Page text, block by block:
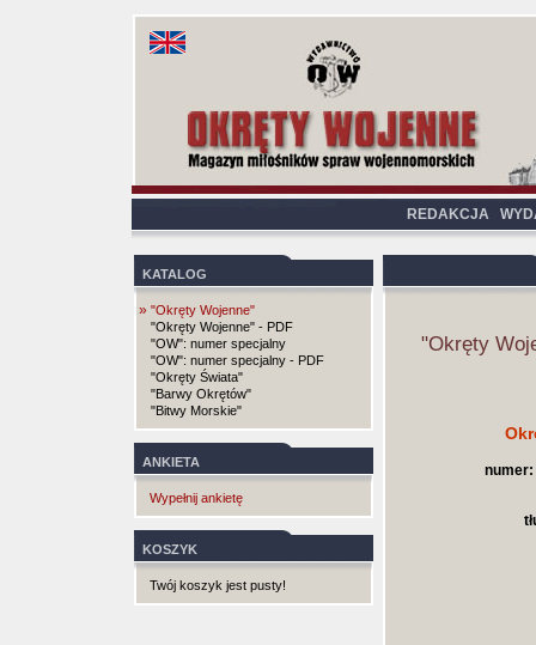
REDAKCJA
KATALOG
» "Okręty Wojenne"
"Okręty Wojenne" - PDF
"OW": numer specjalny
"OW": numer specjalny - PDF
"Okręty Świata"
"Barwy Okrętów"
"Bitwy Morskie"
ANKIETA
Wypełnij ankietę
KOSZYK
Twój koszyk jest pusty!
"Okręty
numer: